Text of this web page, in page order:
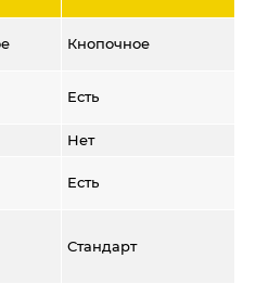
Кнопочное
Есть
Нет
Есть
Стандарт